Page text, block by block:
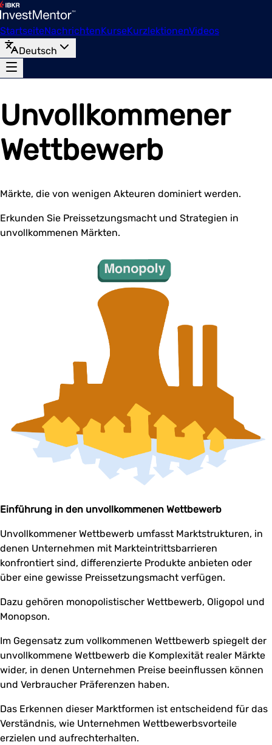
StartseiteNachrichtenKurseKurzlektionenVideos
Deutsch
Unvollkommener
Wettbewerb
Märkte, die von wenigen Akteuren dominiert werden.
Erkunden Sie Preissetzungsmacht und Strategien in
unvollkommenen Märkten.
Einführung in den unvollkommenen Wettbewerb
Unvollkommener Wettbewerb umfasst Marktstrukturen, in
denen Unternehmen mit Markteintrittsbarrieren
konfrontiert sind, differenzierte Produkte anbieten oder
über eine gewisse Preissetzungsmacht verfügen.
Dazu gehören monopolistischer Wettbewerb, Oligopol und
Monopson.
Im Gegensatz zum vollkommenen Wettbewerb spiegelt der
unvollkommene Wettbewerb die Komplexität realer Märkte
wider, in denen Unternehmen Preise beeinflussen können
und Verbraucher Präferenzen haben.
Das Erkennen dieser Marktformen ist entscheidend für das
Verständnis, wie Unternehmen Wettbewerbsvorteile
erzielen und aufrechterhalten.